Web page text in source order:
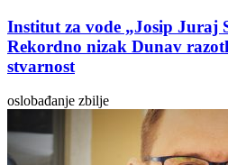
Institut za vode „Josip Juraj
Rekordno nizak Dunav
stvarnost
oslobađanje zbilje